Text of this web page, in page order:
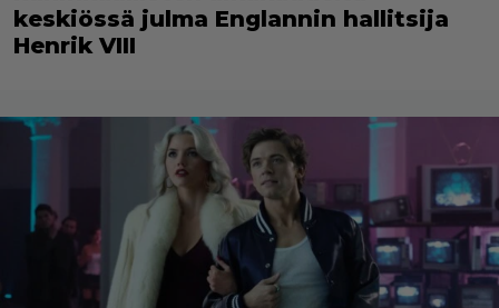
keskiössä julma Englannin hallitsija
Henrik VIII